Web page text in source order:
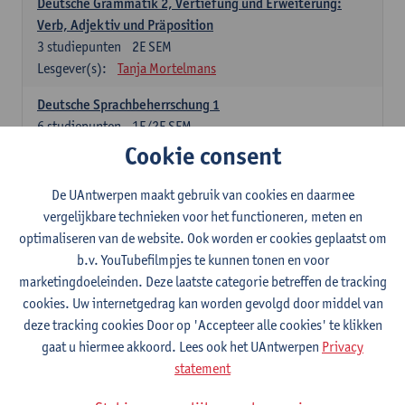
Verb, Adjektiv und Präposition
2E SEM
3 studiepunten
Lesgever(s):
Tanja Mortelmans
Deutsche Sprachbeherrschung 1
1E/2E SEM
6studiepunten
Tanja Mortelmans Alex Haider
Raum
1E/2E SEM
6 studiepunten
Lesgever(s):
Carola Strobl Alex Haider
Engels: verplichte opleidingsonderdelen
Advanced English Grammar for English Language
Professionals
1E/2E SEM
Lesgever(s):
Jim Ureel
Cookie consent
De UAntwerpen maakt gebruik van cookies en daarmee
vergelijkbare technieken voor het functioneren, meten en
optimaliseren van de website. Ook worden er cookies geplaatst om
b.v. YouTubefilmpjes te kunnen tonen en voor
marketingdoeleinden. Deze laatste categorie betreffen de tracking
cookies. Uw internetgedrag kan worden gevolgd door middel van
deze tracking cookies Door op 'Accepteer alle cookies' te klikken
gaat u hiermee akkoord. Lees ook het UAntwerpen Privacy
statement